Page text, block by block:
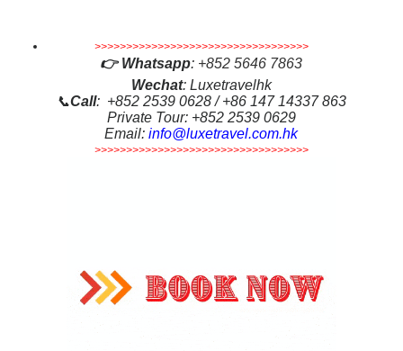
>>>>>>>>>>>>>>>>>>>>>>>>>>>>>>>>>>
👉Whatsapp: +852 5646 7863
Wechat: Luxetravelhk
📞Call: +852 2539 0628 / +86 147 14337 863
Private Tour: +852 2539 0629
Email:info@luxetravel.com.hk
>>>>>>>>>>>>>>>>>>>>>>>>>>>>>>>>>>